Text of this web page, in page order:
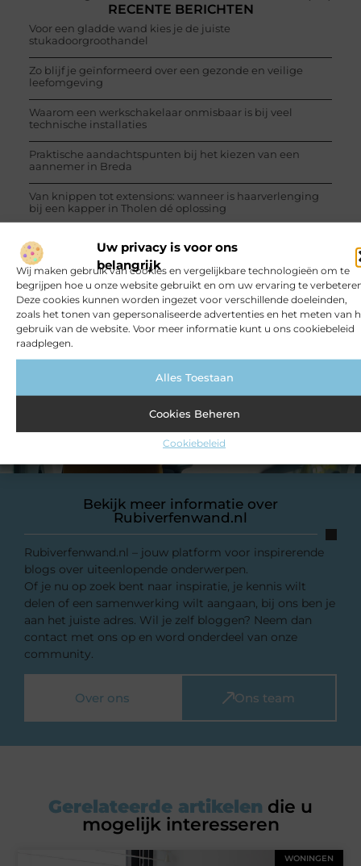
Uw privacy is voor ons
belangrijk
Wij maken gebruik van cookies en vergelijkbare technologieën om te
begrijpen hoe u onze website gebruikt en om uw ervaring te
Deze cookies kunnen worden ingezet voor verschillende doeleinden,
zoals het tonen van gepersonaliseerde advertenties en het meten van
gebruik van de website. Voor meer informatie kunt u ons cookiebeleid
raadplegen.
Alles Toestaan
Cookies Beheren
Cookiebeleid
RECENTE BERICHTEN
Voor een gladde wand kies je de juiste
stukadoorgroothandel
Zo blijf je geïnformeerd over een gezonde en veilige
leefomgeving
Waarom een werkschakelaar onmisbaar is bij veel
technische installaties
Praktische aandachtspunten bij het kiezen van een
aannemer in Breda
Van knippen tot extensions: wanneer is haarverlenging
bij een kapper in Tholen dé oplossing
Bekijk meer informatie over
Rubiverfenwand.nl
Rubiverfenwand.nl – jouw platform voor inspirerende
blogs over uiteenlopende onderwerpen.
Of je nu op zoek bent naar inspiratie, je kennis wilt
delen of een samenwerking wilt aangaan, bij ons ben je
aan het juiste adres. Wil je zelf bloggen? Neem dan
contact met ons op en word onderdeel van onze
community.
Over ons Ons team
VORIGE
Tips voor een interieur make-over
VOLGENDE
Goedkoop tanken in Hardenberg – Waar kun je dat doen?
Gerelateerde artikelen die u
mogelijk interesseren
WONINGEN